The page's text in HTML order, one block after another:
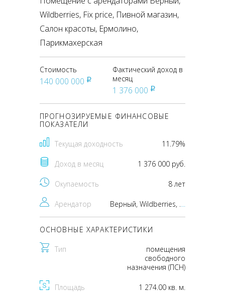
Wildberries, Fix price, Пивной магазин,
Салон красоты, Ермолино,
Парикмахерская
Стоимость
140 000 000 pуб
Фактический доход в
месяц
1 376 000 pуб
ПРОГНОЗИРУЕМЫЕ ФИНАНСОВЫЕ
ПОКАЗАТЕЛИ
Текущая доходность 11.79%
Доход в месяц 1 376 000 руб.
Окупаемость 8 лет
Арендатор Верный, Wildberries, Fix price, Пивной магазин, Салон красоты, Ермолино, Парикмахерская...
ОСНОВНЫЕ ХАРАКТЕРИСТИКИ
Тип
помещения
свободного
назначения (ПСН)
Площадь 1 274.00 кв. м.